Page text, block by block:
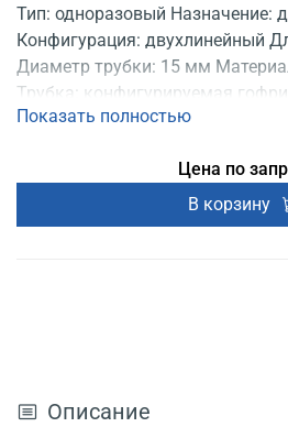
Тип: одноразовый Назначение:
Конфигурация: двухлинейный
Диаметр трубки: 15 мм
Трубка: конфигурируемая
влагосборника Продаются: по
Показать полностью
Цена по
В корзину
Описание